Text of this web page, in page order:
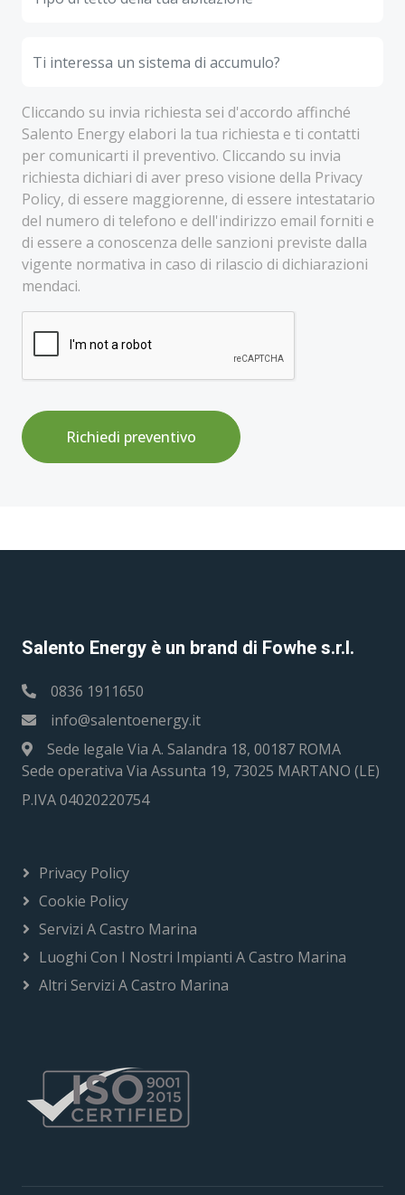
Cliccando su invia richiesta sei d'accordo affinché
Salento Energy elabori la tua richiesta e ti contatti
per comunicarti il preventivo. Cliccando su invia
richiesta dichiari di aver preso visione della Privacy
Policy, di essere maggiorenne, di essere intestatario
del numero di telefono e dell'indirizzo email forniti e
di essere a conoscenza delle sanzioni previste dalla
vigente normativa in caso di rilascio di dichiarazioni
mendaci.
Richiedi preventivo
Salento Energy è un brand di Fowhe s.r.l.
0836 1911650
info@salentoenergy.it
Sede legale Via A. Salandra 18, 00187 ROMA
Sede operativa Via Assunta 19, 73025 MARTANO (LE)
P.IVA 04020220754
Privacy Policy
Cookie Policy
Servizi A Castro Marina
Luoghi Con I Nostri Impianti A Castro Marina
Altri Servizi A Castro Marina